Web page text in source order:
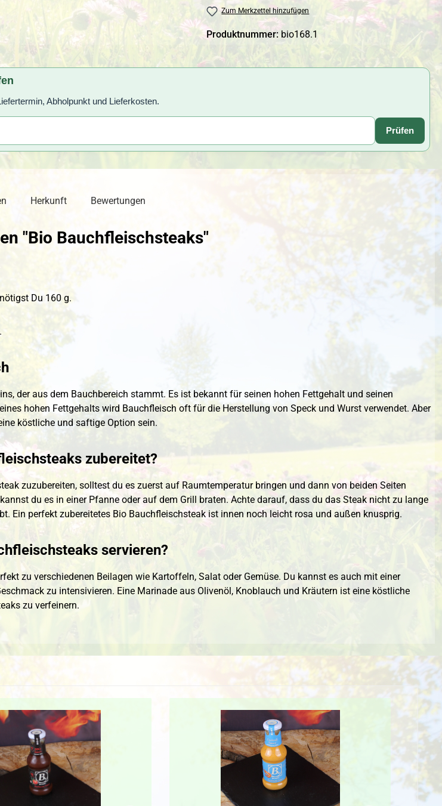
Zum Merkzettel hinzufügen
Produktnummer: bio168.1
Abholpunkt und Lieferkosten.
Prüfen
Herkunft Bewertungen
"Bio Bauchfleischsteaks"
Du 160 g.
der aus dem Bauchbereich stammt. Es ist bekannt für seinen hohen Fettgehalt und seinen
hohen Fettgehalts wird Bauchfleisch oft für die Herstellung von Speck und Wurst verwendet. Aber
köstliche und saftige Option sein.
zubereitet?
zuzubereiten, solltest du es zuerst auf Raumtemperatur bringen und dann von beiden Seiten
du es in einer Pfanne oder auf dem Grill braten. Achte darauf, dass du das Steak nicht zu lange
Ein perfekt zubereitetes Bio Bauchfleischsteak ist innen noch leicht rosa und außen knusprig.
servieren?
zu verschiedenen Beilagen wie Kartoffeln, Salat oder Gemüse. Du kannst es auch mit einer
zu intensivieren. Eine Marinade aus Olivenöl, Knoblauch und Kräutern ist eine köstliche
zu verfeinern.